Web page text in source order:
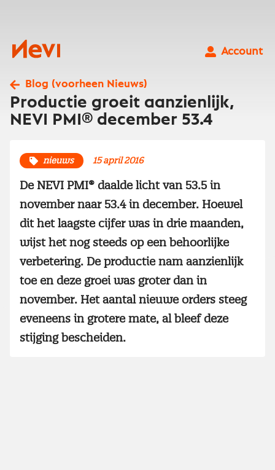
Nevi
Account
Blog (voorheen Nieuws)
Productie groeit aanzienlijk,
NEVI PMI® december 53.4
nieuws 15 april 2016
De NEVI PMI® daalde licht van 53.5 in
november naar 53.4 in december. Hoewel
dit het laagste cijfer was in drie maanden,
wijst het nog steeds op een behoorlijke
verbetering. De productie nam aanzienlijk
toe en deze groei was groter dan in
november. Het aantal nieuwe orders steeg
eveneens in grotere mate, al bleef deze
stijging bescheiden.